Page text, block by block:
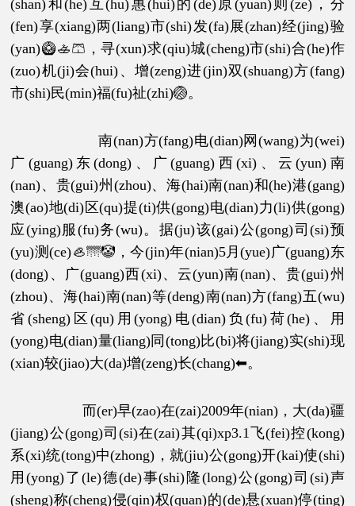
(shan)和(he)互(hu)惠(hui)的(de)原(yuan)则(ze)，分
(fen)享(xiang)两(liang)市(shi)发(fa)展(zhan)经(jing)验
(yan)🥝🚣🩳，寻(xun)求(qiu)城(cheng)市(shi)合(he)作
(zuo)机(ji)会(hui)、增(zeng)进(jin)双(shuang)方(fang)
市(shi)民(min)福(fu)祉(zhi)🏐。
南(nan)方(fang)电(dian)网(wang)为(wei)
广(guang)东(dong)、广(guang)西(xi)、云(yun)南
(nan)、贵(gui)州(zhou)、海(hai)南(nan)和(he)港(gang)
澳(ao)地(di)区(qu)提(ti)供(gong)电(dian)力(li)供(gong)
应(ying)服(fu)务(wu)。据(ju)该(gai)公(gong)司(si)预
(yu)测(ce)🦪🌁🤡，今(jin)年(nian)5月(yue)广(guang)东
(dong)、广(guang)西(xi)、云(yun)南(nan)、贵(gui)州
(zhou)、海(hai)南(nan)等(deng)南(nan)方(fang)五(wu)
省(sheng)区(qu)用(yong)电(dian)负(fu)荷(he)、用
(yong)电(dian)量(liang)同(tong)比(bi)将(jiang)实(shi)现
(xian)较(jiao)大(da)增(zeng)长(chang)⬅。
而(er)早(zao)在(zai)2009年(nian)，大(da)疆
(jiang)公(gong)司(si)在(zai)其(qi)xp3.1飞(fei)控(kong)
系(xi)统(tong)中(zhong)，就(jiu)公(gong)开(kai)使(shi)
用(yong)了(le)德(de)事(shi)隆(long)公(gong)司(si)声
(sheng)称(cheng)侵(qin)权(quan)的(de)悬(xuan)停(ting)